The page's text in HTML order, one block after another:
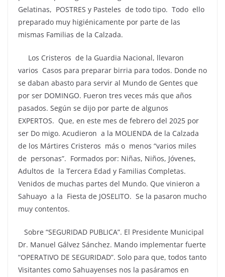
Gelatinas, POSTRES y Pasteles de todo tipo. Todo ello
preparado muy higiénicamente por parte de las
mismas Familias de la Calzada.
Los Cristeros de la Guardia Nacional, llevaron
varios Casos para preparar birria para todos. Donde no
se daban abasto para servir al Mundo de Gentes que
por ser DOMINGO. Fueron tres veces más que años
pasados. Según se dijo por parte de algunos
EXPERTOS. Que, en este mes de febrero del 2025 por
ser Do migo. Acudieron a la MOLIENDA de la Calzada
de los Mártires Cristeros más o menos “varios miles
de personas”. Formados por: Niñas, Niños, Jóvenes,
Adultos de la Tercera Edad y Familias Completas.
Venidos de muchas partes del Mundo. Que vinieron a
Sahuayo a la Fiesta de JOSELITO. Se la pasaron mucho
muy contentos.
Sobre “SEGURIDAD PUBLICA”. El Presidente Municipal
Dr. Manuel Gálvez Sánchez. Mando implementar fuerte
“OPERATIVO DE SEGURIDAD”. Solo para que, todos tanto
Visitantes como Sahuayenses nos la pasáramos en